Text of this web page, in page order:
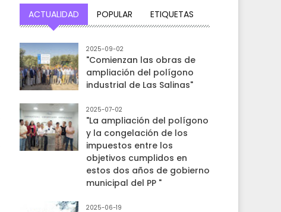
ACTUALIDAD POPULAR ETIQUETAS
2025-09-02
"Comienzan las obras de
ampliación del polígono
industrial de Las Salinas"
2025-07-02
"La ampliación del polígono
y la congelación de los
impuestos entre los
objetivos cumplidos en
estos dos años de gobierno
municipal del PP "
2025-06-19